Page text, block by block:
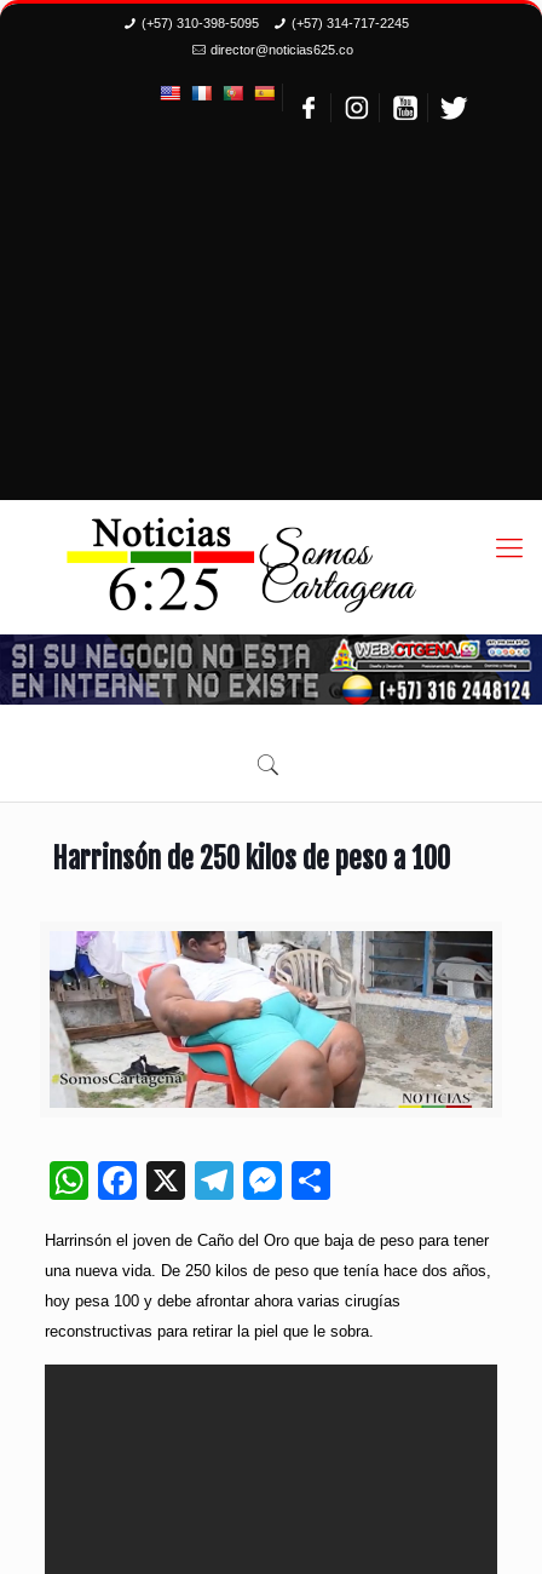
(+57) 310-398-5095
(+57) 314-717-2245
director@noticias625.co
Harrinsón de 250 kilos de peso a 100
WhatsApp
Facebook
X Telegram
Messenger
Harrinsón el joven de Caño del Oro que baja de peso para tener
una nueva vida. De 250 kilos de peso que tenía hace dos años,
hoy pesa 100 y debe afrontar ahora varias cirugías
reconstructivas para retirar la piel que le sobra.